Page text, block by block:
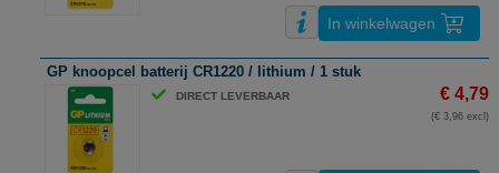
In winkelwagen
GP knoopcel batterij CR1220 / lithium / 1 stuk
DIRECT LEVERBAAR € 4,79
(€ 3,96 excl)